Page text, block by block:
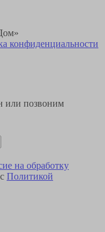
конфиденциальности
или позвоним
на обработку
Политикой